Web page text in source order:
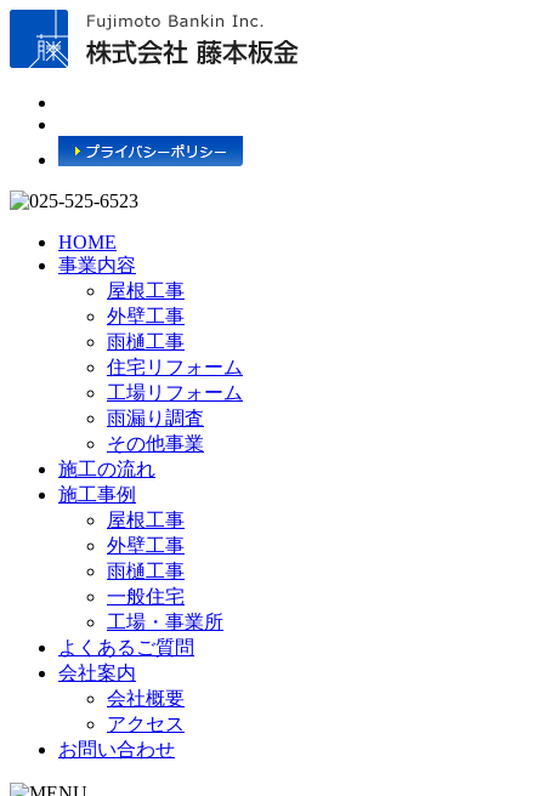
HOME
事業内容
屋根工事
外壁工事
雨樋工事
住宅リフォーム
工場リフォーム
雨漏り調査
その他事業
施工の流れ
施工事例
屋根工事
外壁工事
雨樋工事
一般住宅
工場・事業所
よくあるご質問
会社案内
会社概要
アクセス
お問い合わせ